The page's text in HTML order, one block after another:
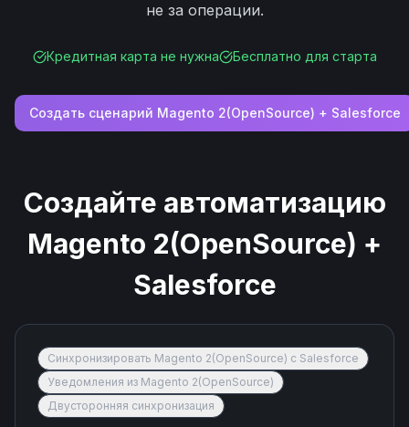
не за операции.
Кредитная карта не нужна Бесплатно для старта
Создать сценарий Magento 2(OpenSource) + Salesforce
Создайте автоматизацию
Magento 2(OpenSource) +
Salesforce
Синхронизировать Magento 2(OpenSource) с Salesforce
Уведомления из Magento 2(OpenSource)
Двусторонняя синхронизация